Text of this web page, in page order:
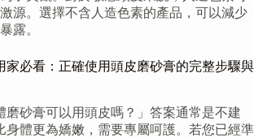
源。選擇不含人造色素的產品，可以減少
露。
家必看：正確使用頭皮磨砂膏的完整步驟與
磨砂膏可以用頭皮嗎？」答案通常是不建
身體更為嬌嫩，需要專屬呵護。若您已經準